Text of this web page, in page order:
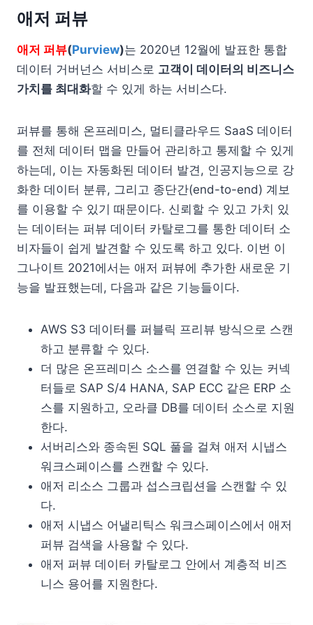
애저 퍼뷰
애저 퍼뷰(Purview)는 2020년 12월에 발표한 통합
데이터 거버넌스 서비스로 고객이 데이터의 비즈니스
가치를 최대화할 수 있게 하는 서비스다.
퍼뷰를 통해 온프레미스, 멀티클라우드 SaaS 데이터
를 전체 데이터 맵을 만들어 관리하고 통제할 수 있게
하는데, 이는 자동화된 데이터 발견, 인공지능으로 강
화한 데이터 분류, 그리고 종단간(end-to-end) 계보
를 이용할 수 있기 때문이다. 신뢰할 수 있고 가치 있
는 데이터는 퍼뷰 데이터 카탈로그를 통한 데이터 소
비자들이 쉽게 발견할 수 있도록 하고 있다. 이번 이
그나이트 2021에서는 애저 퍼뷰에 추가한 새로운 기
능을 발표했는데, 다음과 같은 기능들이다.
AWS S3 데이터를 퍼블릭 프리뷰 방식으로 스캔
하고 분류할 수 있다.
더 많은 온프레미스 소스를 연결할 수 있는 커넥
터들로 SAP S/4 HANA, SAP ECC 같은 ERP 소
스를 지원하고, 오라클 DB를 데이터 소스로 지원
한다.
서버리스와 종속된 SQL 풀을 걸쳐 애저 시냅스
워크스페이스를 스캔할 수 있다.
애저 리소스 그룹과 섭스크립션을 스캔할 수 있
다.
애저 시냅스 어낼리틱스 워크스페이스에서 애저
퍼뷰 검색을 사용할 수 있다.
애저 퍼뷰 데이터 카탈로그 안에서 계층적 비즈
니스 용어를 지원한다.